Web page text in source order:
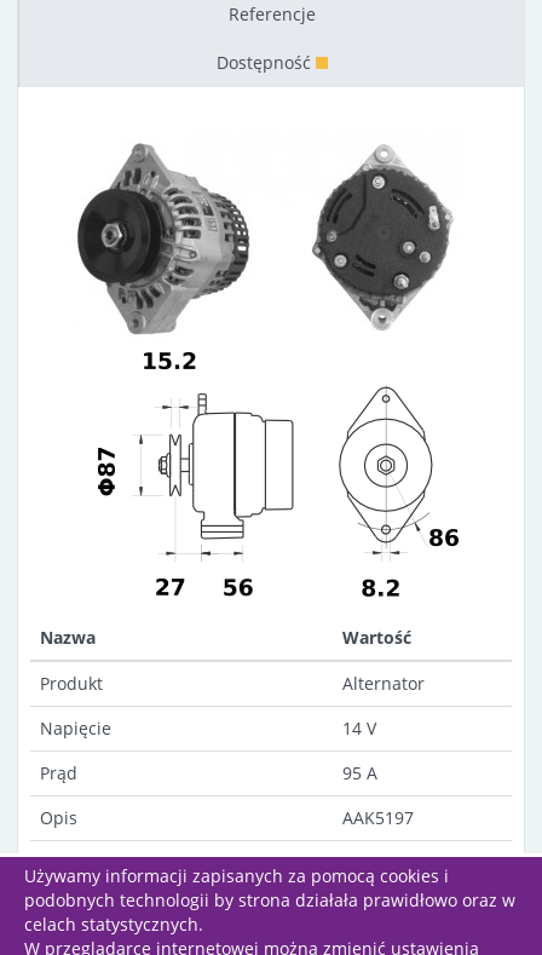
Używamy informacji zapisanych za pomocą cookies i
podobnych technologii by strona działała prawidłowo oraz w
celach statystycznych.
W przeglądarce internetowej można zmienić ustawienia
Referencje
Dostępność
Nazwa
Wartość
Produkt
Alternator
Napięcie
14 V
Prąd
95 A
Opis
AAK5197
Uwagi
Dust-proof